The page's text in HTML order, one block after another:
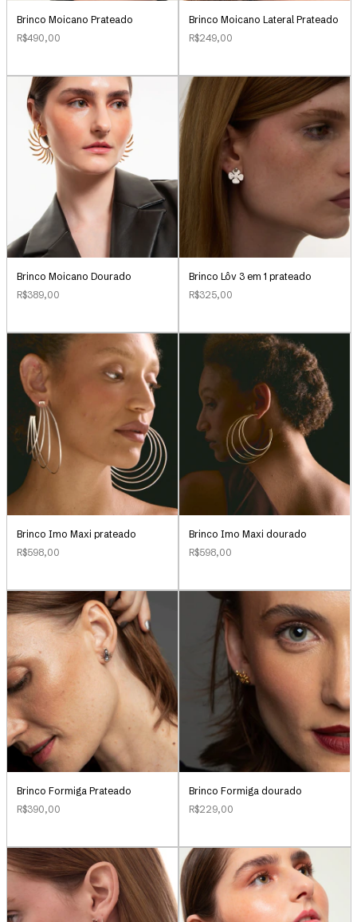
Brinco Moicano Prateado
R$490,00
Brinco Moicano Lateral Prateado
R$249,00
Brinco Moicano Dourado
R$389,00
Brinco Lôv 3 em 1 prateado
R$325,00
Brinco Imo Maxi prateado
R$598,00
Brinco Imo Maxi dourado
R$598,00
Brinco Formiga Prateado
R$390,00
Brinco Formiga dourado
R$229,00